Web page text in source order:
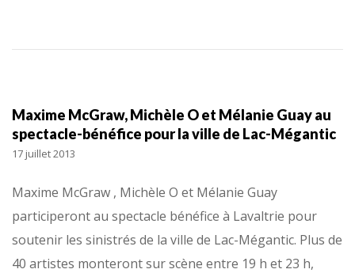
Maxime McGraw, Michèle O et Mélanie Guay au
spectacle-bénéfice pour la ville de Lac-Mégantic
17 juillet 2013
Maxime McGraw , Michèle O et Mélanie Guay
participeront au spectacle bénéfice à Lavaltrie pour
soutenir les sinistrés de la ville de Lac-Mégantic. Plus de
40 artistes monteront sur scène entre 19 h et 23 h,